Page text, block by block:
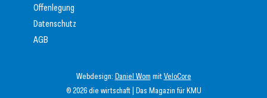
© 2026 die wirtschaft | Das Magazin für KMU
Webdesign: Daniel Wom mitVeloCore
Offenlegung
Datenschutz
AGB